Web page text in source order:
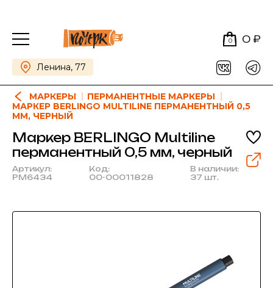
0 0 ₽
Ленина, 77
МАРКЕРЫ
ПЕРМАНЕНТНЫЕ МАРКЕРЫ
МАРКЕР BERLINGO MULTILINE ПЕРМАНЕНТНЫЙ 0,5
ММ, ЧЕРНЫЙ
Маркер BERLINGO Multiline
перманентный 0,5 мм, черный
Артикул:
РМ6434
Код:
00-00011828
В наличии:
37 шт.